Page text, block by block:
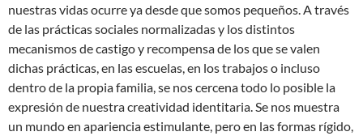
nuestras vidas ocurre ya desde que somos pequeños. A través
de las prácticas sociales normalizadas y los distintos
mecanismos de castigo y recompensa de los que se valen
dichas prácticas, en las escuelas, en los trabajos o incluso
dentro de la propia familia, se nos cercena todo lo posible la
expresión de nuestra creatividad identitaria. Se nos muestra
un mundo en apariencia estimulante, pero en las formas rígido,